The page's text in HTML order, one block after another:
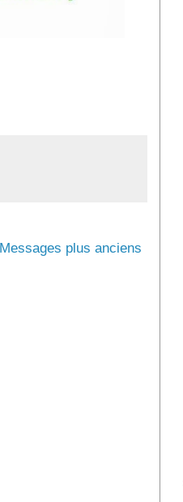
Messages plus anciens